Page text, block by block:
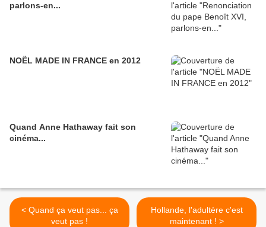
parlons-en...
NOËL MADE IN FRANCE en 2012
Quand Anne Hathaway fait son
cinéma...
< Quand ça veut pas... ça
veut pas !
Hollande, l'adultère c'est
maintenant ! >